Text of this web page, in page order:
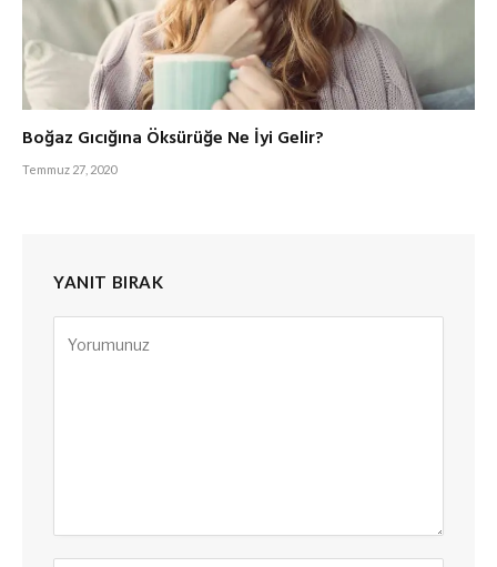
Boğaz Gıcığına Öksürüğe Ne İyi Gelir?
Temmuz 27, 2020
YANIT BIRAK